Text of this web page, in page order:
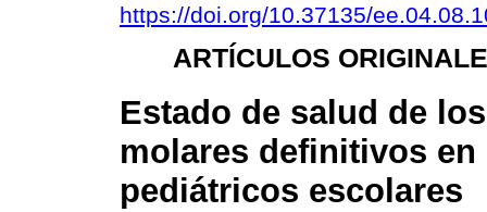
https://doi.org/10.37135/
ARTÍCULOS
Estado de salud de
molares definitivos en
pediátricos escolares